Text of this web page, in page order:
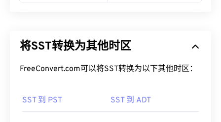
将SST转换为其他时区
FreeConvert.com可以将SST转换为以下其他时区：
SST 到 PST SST 到 ADT